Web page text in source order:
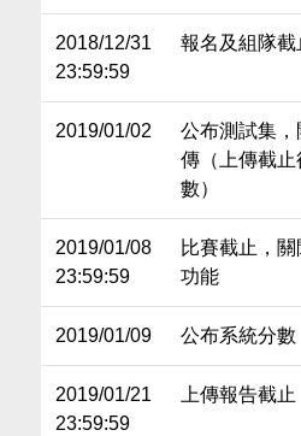
2018/12/31
23:59:59
報名及組隊截
2019/01/02
公布測試集，
傳（上傳截
數）
2019/01/08
23:59:59
比賽截止，
功能
2019/01/09 公布系統分數
2019/01/21
23:59:59
上傳報告截止